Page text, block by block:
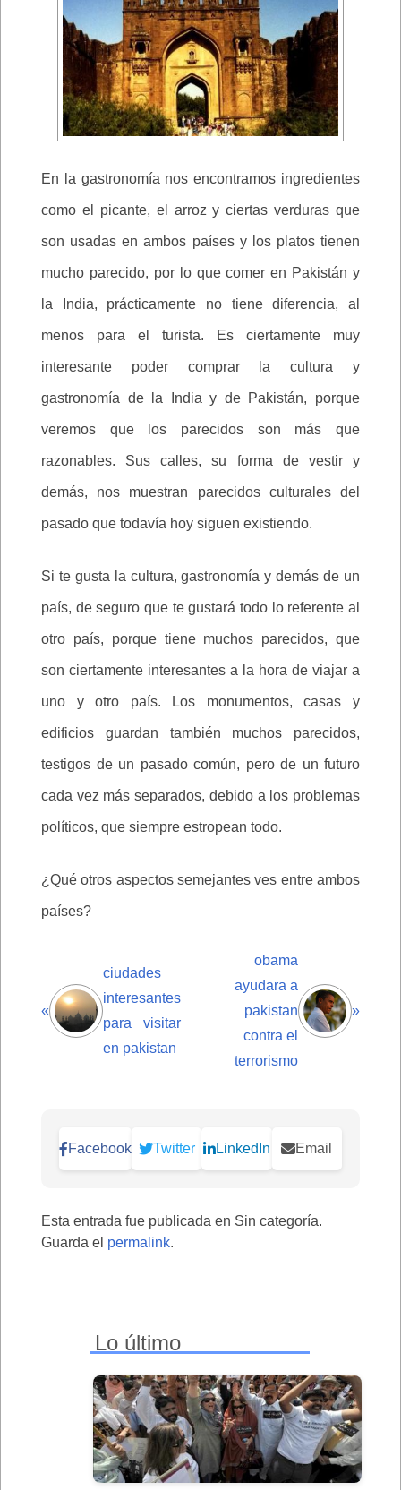
En la gastronomía nos encontramos ingredientes
como el picante, el arroz y ciertas verduras que
son usadas en ambos países y los platos tienen
mucho parecido, por lo que comer en Pakistán y
la India, prácticamente no tiene diferencia, al
menos para el turista. Es ciertamente muy
interesante poder comprar la cultura y
gastronomía de la India y de Pakistán, porque
veremos que los parecidos son más que
razonables. Sus calles, su forma de vestir y
demás, nos muestran parecidos culturales del
pasado que todavía hoy siguen existiendo.
Si te gusta la cultura, gastronomía y demás de un
país, de seguro que te gustará todo lo referente al
otro país, porque tiene muchos parecidos, que
son ciertamente interesantes a la hora de viajar a
uno y otro país. Los monumentos, casas y
edificios guardan también muchos parecidos,
testigos de un pasado común, pero de un futuro
cada vez más separados, debido a los problemas
políticos, que siempre estropean todo.
¿Qué otros aspectos semejantes ves entre ambos
países?
«
ciudades
interesantes
para visitar
en pakistan
obama
ayudara a
pakistan
contra el
terrorismo
»
Facebook Twitter LinkedIn Email
Esta entrada fue publicada en Sin categoría.
Guarda el permalink.
Lo último